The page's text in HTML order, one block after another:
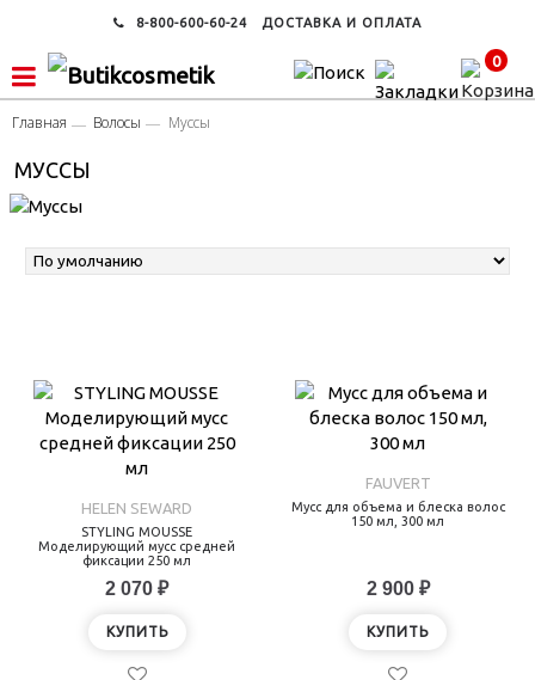
8-800-600-60-24 ДОСТАВКА И ОПЛАТА
0
Главная Волосы Муссы
МУССЫ
HELEN SEWARD
STYLING MOUSSE
Моделирующий мусс средней
фиксации 250 мл
2 070 ₽
КУПИТЬ
FAUVERT
Мусс для объема и блеска волос
150 мл, 300 мл
2 900 ₽
КУПИТЬ